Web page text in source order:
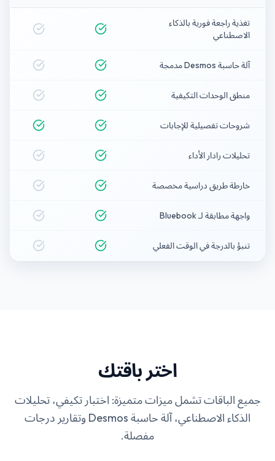
تغذية راجعة فورية بالذكاء
الاصطناعي
آلة حاسبة Desmos مدمجة
منطق الوحدات التكيفية
شروحات تفصيلية للإجابات
تحليلات رادار الأداء
خارطة طريق دراسية مخصصة
واجهة مطابقة لـ Bluebook
تنبؤ بالدرجة في الوقت الفعلي
اختر باقتك
جميع الباقات تشمل ميزات متميزة: اختبار تكيفي، تحليلات
الذكاء الاصطناعي، آلة حاسبة Desmos وتقارير درجات
مفصلة.